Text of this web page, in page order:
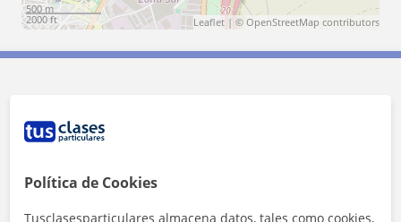
500 m
2000 ft
Leaflet | © OpenStreetMap contributors
Política de Cookies
Tusclasesparticulares almacena datos, tales como cookies,